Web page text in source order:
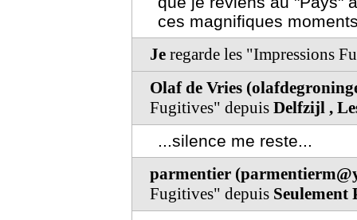
ces magnifiques
Je regarde les "Impressions
Olaf de Vries
Fugitives" depuis Delfzijl ,
...silence me reste...
parmentier
Fugitives" depuis Seulement